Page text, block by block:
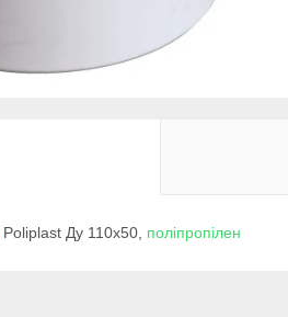
Poliplast Ду 110х50, поліпропілен